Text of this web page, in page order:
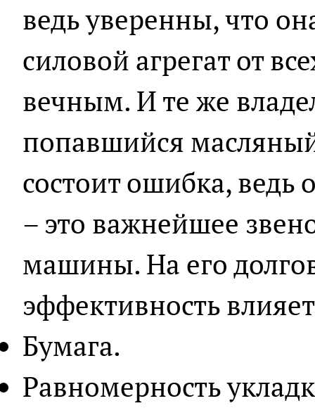
ведь уверенны, что
силовой агрегат от
вечным. И те же
попавшийся
состоит ошибка, ведь
– это важнейшее
машины. На его
эффективность
Бумага.
Равномерность